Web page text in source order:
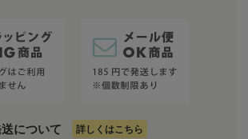
について 詳しくはこちら